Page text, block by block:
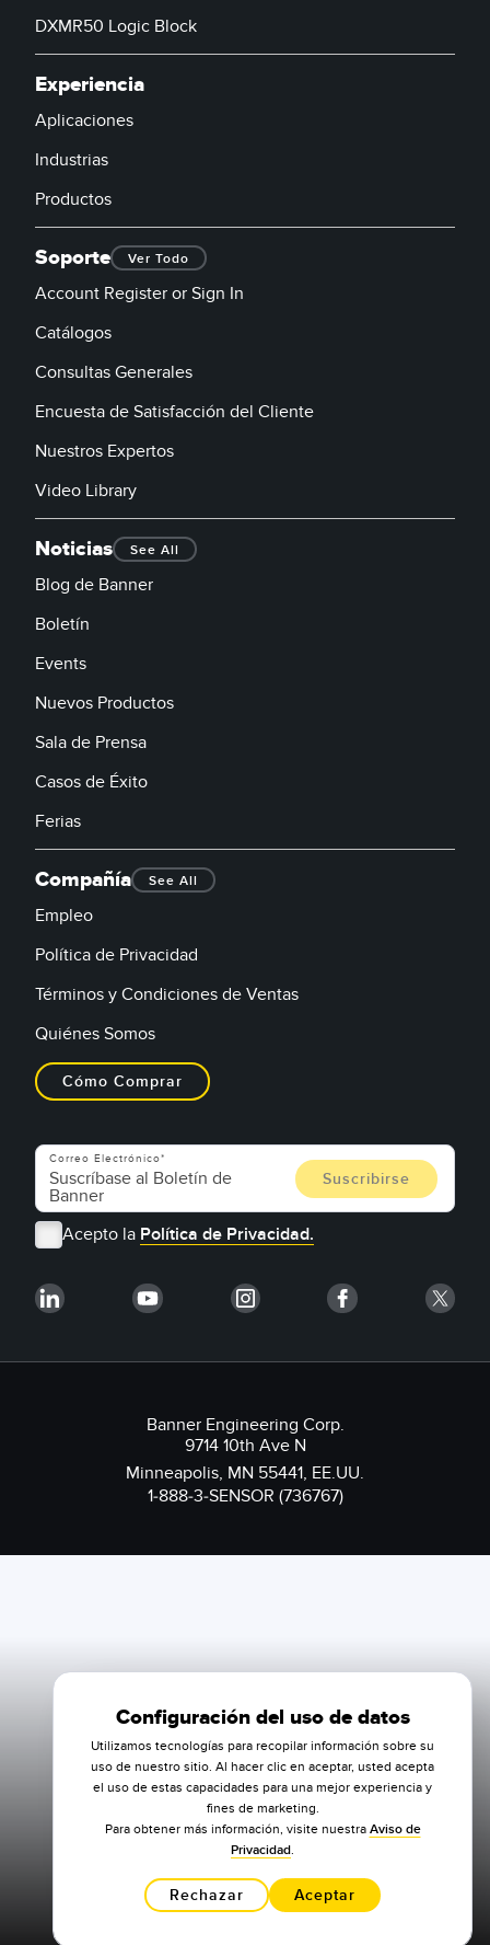
DXMR50 Logic Block
Experiencia
Aplicaciones
Industrias
Productos
Soporte Ver Todo
Account Register or Sign In
Catálogos
Consultas Generales
Encuesta de Satisfacción del Cliente
Nuestros Expertos
Video Library
Noticias See All
Blog de Banner
Boletín
Events
Nuevos Productos
Sala de Prensa
Casos de Éxito
Ferias
Compañía See All
Empleo
Política de Privacidad
Términos y Condiciones de Ventas
Quiénes Somos
Cómo Comprar
Correo Electrónico
Acepto la Política de Privacidad.
Banner Engineering Corp.
9714 10th Ave N
Minneapolis, MN 55441, EE.UU.
1-888-3-SENSOR (736767)
Configuración del uso de datos
Utilizamos tecnologías para recopilar información sobre su
uso de nuestro sitio. Al hacer clic en aceptar, usted acepta
el uso de estas capacidades para una mejor experiencia y
fines de marketing.
Para obtener más información, visite nuestra Aviso de
Privacidad.
Rechazar Aceptar